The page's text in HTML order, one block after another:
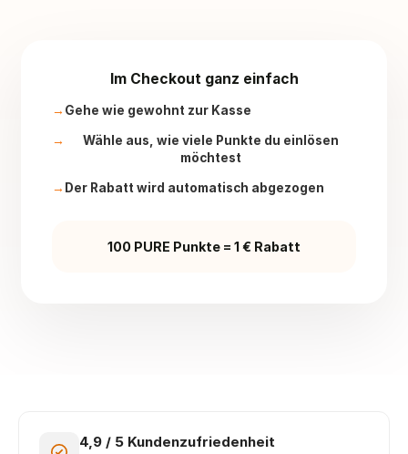
Im Checkout ganz einfach
Gehe wie gewohnt zur Kasse
Wähle aus, wie viele Punkte du einlösen
möchtest
Der Rabatt wird automatisch abgezogen
100 PURE Punkte = 1 € Rabatt
4,9 / 5 Kundenzufriedenheit